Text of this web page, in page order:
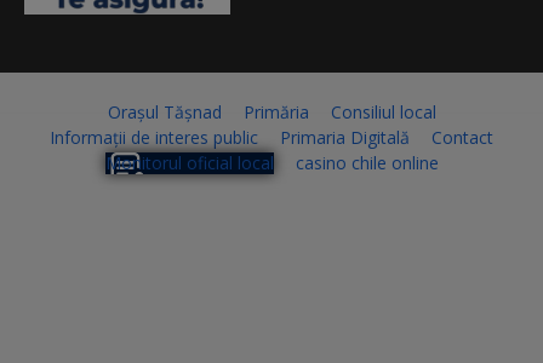
Orașul Tășnad Primăria
Consiliul local
Informații de interes public
Primaria Digitală
Contact
Monitorul oficial local
casino chile online